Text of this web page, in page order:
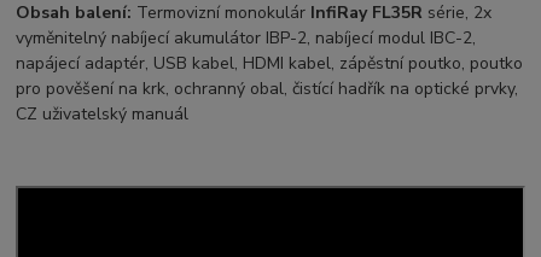
Obsah balení: Termovizní monokulár InfiRay FL35R série, 2x
vyměnitelný nabíjecí akumulátor IBP-2, nabíjecí modul IBC-2,
napájecí adaptér, USB kabel, HDMI kabel, zápěstní poutko, poutko
pro pověšení na krk, ochranný obal, čistící hadřík na optické prvky,
CZ uživatelský manuál